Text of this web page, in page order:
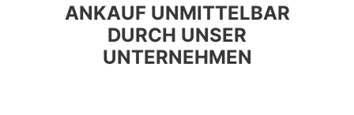
ANKAUF UNMITTELBAR
DURCH UNSER
UNTERNEHMEN